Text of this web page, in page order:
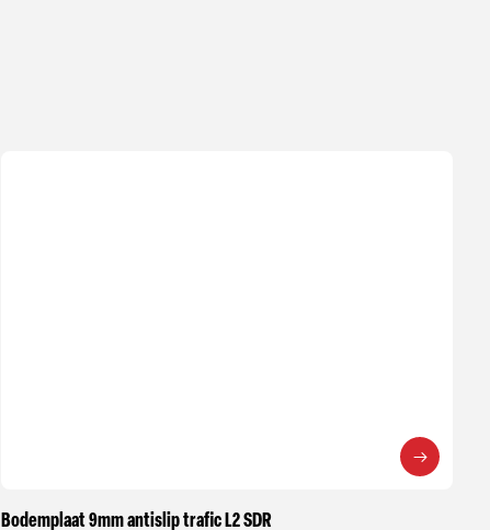
Bodemplaat 9mm antislip trafic L2 SDR